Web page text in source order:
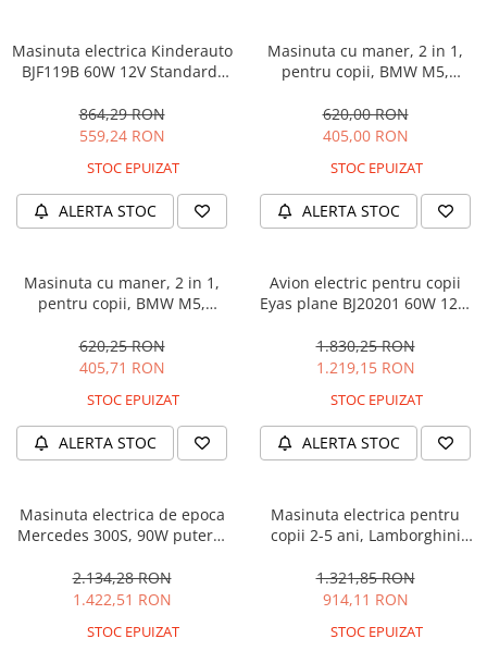
Masinuta electrica Kinderauto
BJF119B 60W 12V Standard,
864,29 RON
559,24 RON
STOC EPUIZAT
ALERTA STOC
Masinuta cu maner, 2 in 1,
pentru copii, BMW M5,
620,00 RON
405,00 RON
STOC EPUIZAT
ALERTA STOC
Masinuta cu maner, 2 in 1,
pentru copii, BMW M5,
620,25 RON
405,71 RON
STOC EPUIZAT
ALERTA STOC
Avion electric pentru copii
Eyas plane BJ20201 60W 12V,
1.830,25 RON
1.219,15 RON
STOC EPUIZAT
ALERTA STOC
Masinuta electrica de epoca
Mercedes 300S, 90W putere,
2.134,28 RON
1.422,51 RON
STOC EPUIZAT
Masinuta electrica pentru
copii 2-5 ani, Lamborghini
12V, galbena
1.321,85 RON
914,11 RON
STOC EPUIZAT